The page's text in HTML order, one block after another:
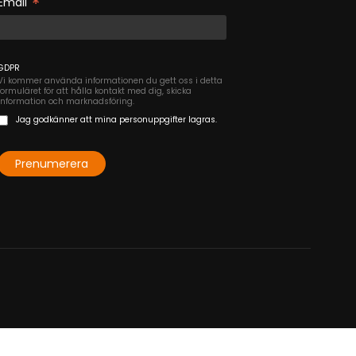
kommer använda informationen du gett oss i detta
för att hålla kontakt med dig, skicka
och marknadsföring.
Jag godkänner att mina personuppgifter lagras.